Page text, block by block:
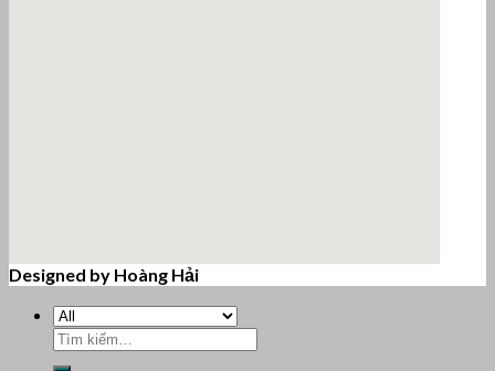
Designed by Hoàng Hải
Tìm
kiếm: